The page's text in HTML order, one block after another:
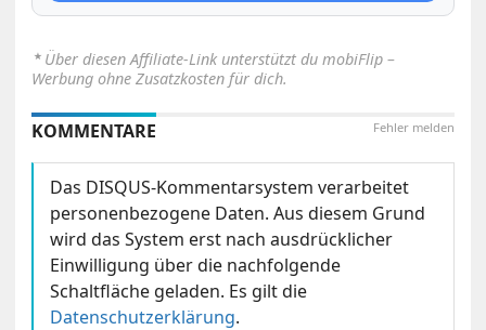
⋆ Über diesen Affiliate-Link unterstützt du mobiFlip –
Werbung ohne Zusatzkosten für dich.
Fehler melden
KOMMENTARE
Das DISQUS-Kommentarsystem verarbeitet
personenbezogene Daten. Aus diesem Grund
wird das System erst nach ausdrücklicher
Einwilligung über die nachfolgende
Schaltfläche geladen. Es gilt die
Datenschutzerklärung.